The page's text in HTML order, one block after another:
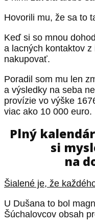
Hovorili mu, že sa to
Keď si so mnou
a lacných kontaktov
nakupovať.
Poradil som mu len
a výsledky na seba
provízie vo výške
viac ako 10 000 euro.
Plný
si
na
Šialené je, že
U Dušana to bol
Šúchalovcov obsah